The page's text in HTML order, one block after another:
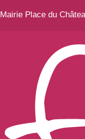
Mairie Place du